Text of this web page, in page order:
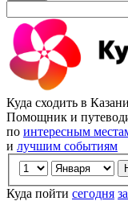
Куда сходить в
Помощник и
по интересным
и лучшим событиям
Куда пойти сегодня